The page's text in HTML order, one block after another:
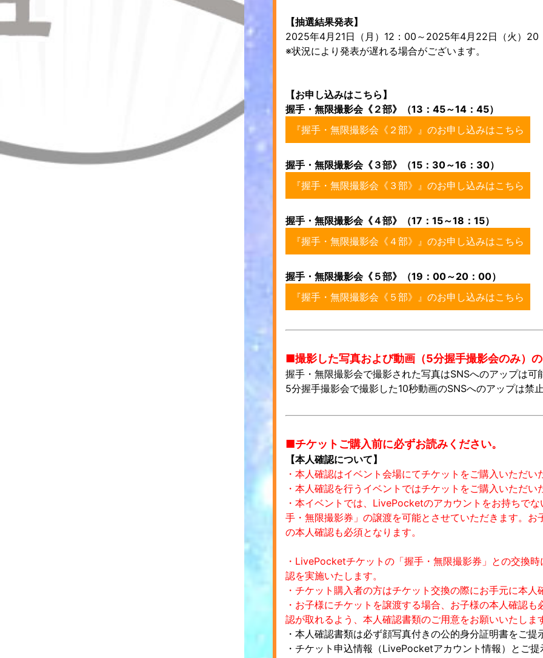
【抽選結果発表】
2025年4月21日（月）12：00～2025年4月22日（火）20
※状況により発表が遅れる場合がございます。
【お申し込みはこちら】
握手・無限撮影会《２部》（13：45～14：45）
『握手・無限撮影会《２部》』のお申し込みはこちら
握手・無限撮影会《３部》（15：30～16：30）
『握手・無限撮影会《３部》』のお申し込みはこちら
握手・無限撮影会《４部》（17：15～18：15）
『握手・無限撮影会《４部》』のお申し込みはこちら
握手・無限撮影会《５部》（19：00～20：00）
『握手・無限撮影会《５部》』のお申し込みはこちら
■撮影した写真および動画（5分握手撮影会のみ）
握手・無限撮影会で撮影された写真はSNSへのアップは可
5分握手撮影会で撮影した10秒動画のSNSへのアップは禁
■チケットご購入前に必ずお読みください。
【本人確認について】
・本人確認はイベント会場にてチケットをご購入いただ
・本人確認を行うイベントではチケットをご購入いただ
・本イベントでは、LivePocketのアカウントをお持ちで
手・無限撮影券」の譲渡を可能とさせていただきます。
の本人確認も必須となります。
・LivePocketチケットの「握手・無限撮影券」との交換
認を実施いたします。
・チケット購入者の方はチケット交換の際にお手元に本
・お子様にチケットを譲渡する場合、お子様の本人確認
認が取れるよう、本人確認書類のご用意をお願いいたしま
・本人確認書類は必ず顔写真付きの公的身分証明書をご提
・チケット申込情報（LivePocketアカウント情報）とご